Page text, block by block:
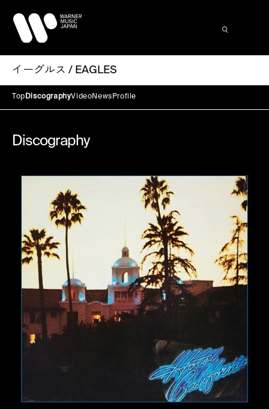
イーグルス / EAGLES
Top DiscographyVideoNews Profile
Discography